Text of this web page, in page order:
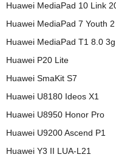
Huawei MediaPad 10 Link
Huawei MediaPad 7 Youth 2
Huawei MediaPad T1 8.0 3g
Huawei P20 Lite
Huawei SmaKit S7
Huawei U8180 Ideos X1
Huawei U8950 Honor Pro
Huawei U9200 Ascend P1
Huawei Y3 II LUA-L21